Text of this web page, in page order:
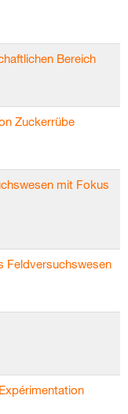
Bereich
Zuckerrübe
mit Fokus
Feldversuchswesen